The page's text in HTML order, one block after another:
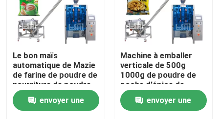
machine de remplissage de poudre
Machine à emballer de casse-croûte
Machine à emballer d'aliments surgelés
Le bon maïs
automatique de Mazie
de farine de poudre de
nourriture de poudre
saupoudrent la
machine à emballer
remplissante et
envoyer une
Machine à emballer
verticale de 500g
1000g de poudre de
poche d'épice de
poudre de poudre
automatique de
nourriture
envoyer une